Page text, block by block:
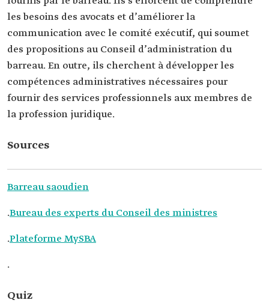
les besoins des avocats et d’améliorer la
communication avec le comité exécutif, qui soumet
des propositions au Conseil d’administration du
barreau. En outre, ils cherchent à développer les
compétences administratives nécessaires pour
fournir des services professionnels aux membres de
la profession juridique.
Sources
Barreau saoudien
.Bureau des experts du Conseil des ministres
.Plateforme MySBA
.
Quiz